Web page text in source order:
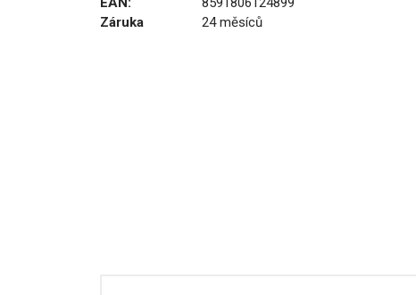
Záruka
24 měsíců